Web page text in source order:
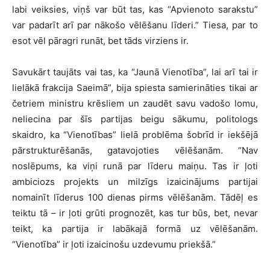
labi veiksies, viņš var būt tas, kas “Apvienoto sarakstu”
var padarīt arī par nākošo vēlēšanu līderi.” Tiesa, par to
esot vēl pāragri runāt, bet tāds virziens ir.
Savukārt taujāts vai tas, ka “Jaunā Vienotība”, lai arī tai ir
lielākā frakcija Saeimā”, bija spiesta samierināties tikai ar
četriem ministru krēsliem un zaudēt savu vadošo lomu,
neliecina par šīs partijas beigu sākumu, politologs
skaidro, ka “Vienotības” lielā problēma šobrīd ir iekšējā
pārstrukturēšanās, gatavojoties vēlēšanām. “Nav
noslēpums, ka viņi runā par līderu maiņu. Tas ir ļoti
ambiciozs projekts un milzīgs izaicinājums partijai
nomainīt līderus 100 dienas pirms vēlēšanām. Tādēļ es
teiktu tā – ir ļoti grūti prognozēt, kas tur būs, bet, nevar
teikt, ka partija ir labākajā formā uz vēlēšanām.
“Vienotība” ir ļoti izaicinošu uzdevumu priekšā.”